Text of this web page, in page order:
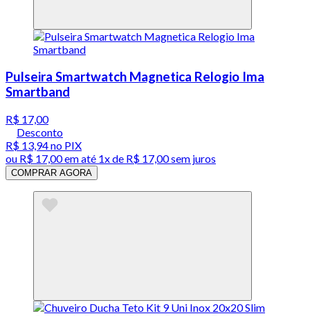
Pulseira Smartwatch Magnetica Relogio Ima
Smartband
R$ 17,00
Desconto
R$ 13,94no PIX
ou R$ 17,00em até 1x de R$ 17,00sem juros
COMPRAR AGORA